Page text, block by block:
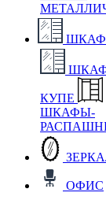
КУПЕ
ШКАФЫ-
ОФИС